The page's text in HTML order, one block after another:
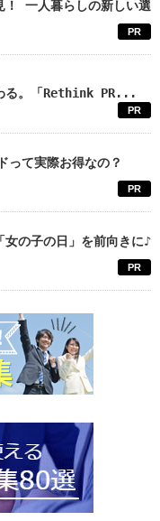
！ 一人暮らしの新しい選
PR
る。「Rethink PR...
PR
って実際お得なの？
PR
女の子の日」を前向きに♪
PR